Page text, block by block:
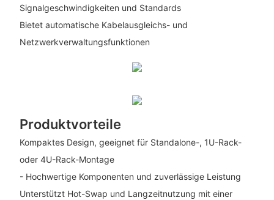
Signalgeschwindigkeiten und Standards
Bietet automatische Kabelausgleichs- und
Netzwerkverwaltungsfunktionen
Produktvorteile
Kompaktes Design, geeignet für Standalone-, 1U-Rack-
oder 4U-Rack-Montage
- Hochwertige Komponenten und zuverlässige Leistung
Unterstützt Hot-Swap und Langzeitnutzung mit einer